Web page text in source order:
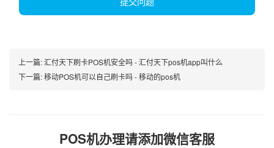
上一篇:汇付天下刷卡POS机安全吗 - 汇付天下pos机app叫什么
下一篇:移动POS机可以自己刷卡吗 - 移动的pos机
POS机办理请添加微信客服